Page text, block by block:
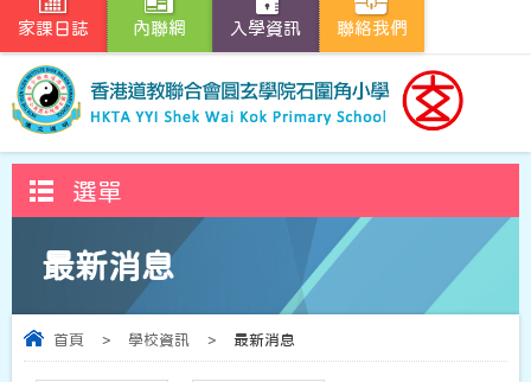
家課日誌 內聯網 入學資訊 聯絡我們
選單
最新消息
首頁 > 學校資訊 > 最新消息